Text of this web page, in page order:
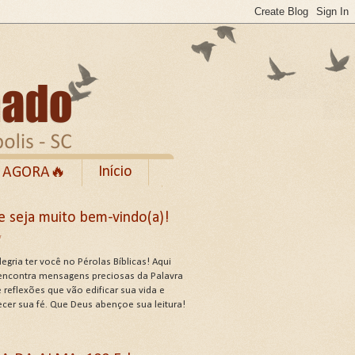
Início
ATRIBUTOS .
seja muito bem-vindo(a)!
ter você no Pérolas Bíblicas! Aqui
mensagens preciosas da Palavra
reflexões que vão edificar sua vida e
sua fé. Que Deus abençoe sua leitura!